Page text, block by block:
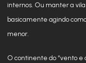
internos. Ou manter a
basicamente agindo
menor.
O continente do “vento